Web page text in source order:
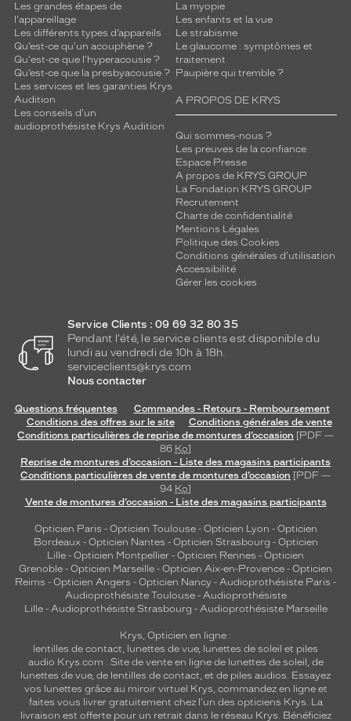
Les grandes étapes de
l'appareillage
Les différents types d’appareils
Qu’est-ce qu'un acouphène ?
Qu'est-ce que l'hyperacousie ?
Qu’est-ce que la presbyacousie ?
Les services et les garanties Krys
Audition
Les conseils d'un
audioprothésiste Krys Audition
La myopie
Les enfants et la vue
Le strabisme
Le glaucome : symptômes et
traitement
Paupière qui tremble ?
A PROPOS DE KRYS
Qui sommes-nous ?
Les preuves de la confiance
Espace Presse
A propos de KRYS GROUP
La Fondation KRYS GROUP
Recrutement
Charte de confidentialité
Mentions Légales
Politique des Cookies
Conditions générales d'utilisation
Accessibilité
Gérer les cookies
Service Clients : 09 69 32 80 35
Pendant l'été, le service clients est disponible du
lundi au vendredi de 10h à 18h.
serviceclients@krys.com
Nous contacter
Questions fréquentes
Commandes - Retours - Remboursement
Conditions des offres sur le site
Conditions générales de vente
Conditions particulières de reprise de montures d’occasion [PDF —
86 Ko]
Reprise de montures d’occasion - Liste des magasins participants
Conditions particulières de vente de montures d’occasion [PDF —
94 Ko]
Vente de montures d’occasion - Liste des magasins participants
Opticien Paris - Opticien Toulouse- Opticien Lyon - Opticien
Bordeaux- Opticien Nantes - Opticien Strasbourg - Opticien
Lille - Opticien Montpellier - Opticien Rennes - Opticien
Grenoble - Opticien Marseille - Opticien Aix-en-Provence - Opticien
Reims - Opticien Angers - Opticien Nancy - Audioprothésiste Paris -
Audioprothésiste Toulouse- Audioprothésiste
Lille- Audioprothésiste Strasbourg - Audioprothésiste Marseille
Krys, Opticien en ligne :
lentilles de contact, lunettes de vue, lunettes de soleil et piles
audio Krys.com : Site de vente en ligne de lunettes de soleil, de
lunettes de vue, de lentilles de contact, et de piles audios. Essayez
vos lunettes grâce au miroir virtuel Krys, commandez en ligne et
faites vous livrer gratuitement chez l'un des opticiens Krys. La
livraison est offerte pour un retrait dans le réseau Krys. Bénéficiez